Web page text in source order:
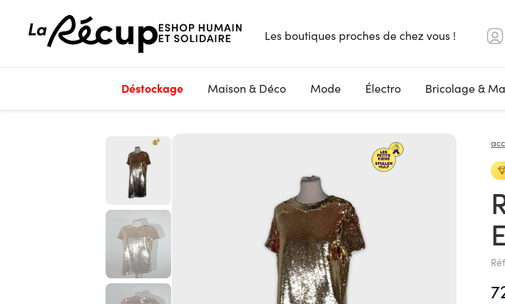
Les boutiques proches de chez vous !
Déstockage Maison & Déco Mode Électro Bricolage &
Robe À